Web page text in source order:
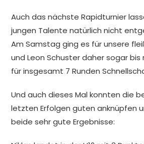
Auch das nächste Rapidturnier
jungen Talente natürlich nicht
Am Samstag ging es für unsere
und Leon Schuster daher sogar
für insgesamt 7 Runden
Und auch dieses Mal konnten die
letzten Erfolgen guten anknüpfen
beide sehr gute Ergebnisse: